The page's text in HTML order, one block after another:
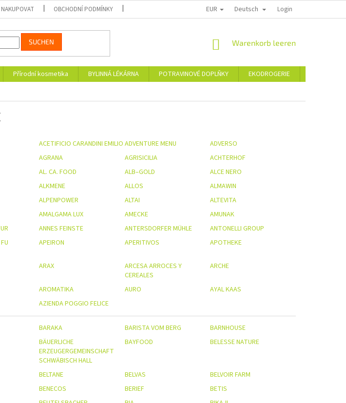
OBCHODNÍ PODMÍNKY PODMÍNKY OCHRANY OSOBNÍCH ÚDAJŮ MEINE BESTELLUNG
EUR Deutsch Login
SUCHEN WARENKORB
Warenkorb leeren
Přírodní kosmetika BYLINNÁ LÉKÁRNA POTRAVINOVÉ DOPLŇKY EKODROGERIE
ACETIFICIO CARANDINI EMILIO ADVENTURE MENU
ADVERSO
AGRANA AGRISICILIA
ACHTERHOF
AL. CA. FOOD ALB–GOLD
ALCE NERO
ALKMENE ALLOS
ALMAWIN
ALPENPOWER ALTAI
ALTEVITA
AMALGAMA LUX AMECKE
AMUNAK
ANNES FEINSTE ANTERSDORFER MÜHLE
ANTONELLI GROUP
APEIRON APERITIVOS APOTHEKE
ARAX
ARCESA ARROCES Y
CEREALES
ARCHE
AROMATIKA AURO
AYAL KAAS
AZIENDA POGGIO FELICE
BARAKA BARISTA VOM BERG
BARNHOUSE
BÄUERLICHE
ERZEUGERGEMEINSCHAFT
SCHWÄBISCH HALL
BAYFOOD BELESSE NATURE
BELTANE BELVAS
BELVOIR FARM
BENECOS BERIEF
BETIS